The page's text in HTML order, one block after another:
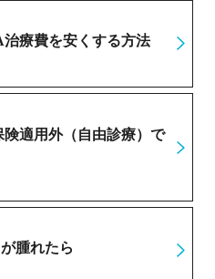
療費を安くする方法
適用外（自由診療）で
腫れたら